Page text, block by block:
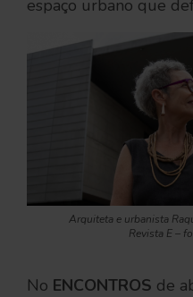
espaço urbano que
Arquiteta e urbanista
Revista E –
No ENCONTROS de